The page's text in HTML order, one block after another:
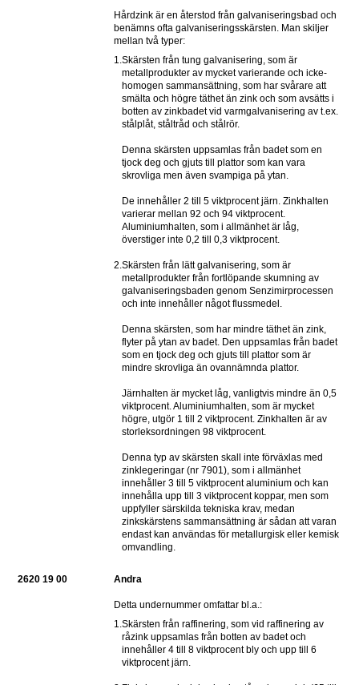
Hårdzink är en återstod från galvaniseringsbad och
benämns ofta galvaniseringsskärsten. Man skiljer
mellan två typer:
1.Skärsten från tung galvanisering, som är
metallprodukter av mycket varierande och icke-
homogen sammansättning, som har svårare att
smälta och högre täthet än zink och som avsätts i
botten av zinkbadet vid varmgalvanisering av t.ex.
stålplåt, ståltråd och stålrör.
Denna skärsten uppsamlas från badet som en
tjock deg och gjuts till plattor som kan vara
skrovliga men även svampiga på ytan.
De innehåller 2 till 5 viktprocent järn. Zinkhalten
varierar mellan 92 och 94 viktprocent.
Aluminiumhalten, som i allmänhet är låg,
överstiger inte 0,2 till 0,3 viktprocent.
2.Skärsten från lätt galvanisering, som är
metallprodukter från fortlöpande skumning av
galvaniseringsbaden genom Senzimirprocessen
och inte innehåller något flussmedel.
Denna skärsten, som har mindre täthet än zink,
flyter på ytan av badet. Den uppsamlas från badet
som en tjock deg och gjuts till plattor som är
mindre skrovliga än ovannämnda plattor.
Järnhalten är mycket låg, vanligtvis mindre än 0,5
viktprocent. Aluminiumhalten, som är mycket
högre, utgör 1 till 2 viktprocent. Zinkhalten är av
storleksordningen 98 viktprocent.
Denna typ av skärsten skall inte förväxlas med
zinklegeringar (nr 7901), som i allmänhet
innehåller 3 till 5 viktprocent aluminium och kan
innehålla upp till 3 viktprocent koppar, men som
uppfyller särskilda tekniska krav, medan
zinkskärstens sammansättning är sådan att varan
endast kan användas för metallurgisk eller kemisk
omvandling.
2620 19 00 Andra
Detta undernummer omfattar bl.a.:
1.Skärsten från raffinering, som vid raffinering av
råzink uppsamlas från botten av badet och
innehåller 4 till 8 viktprocent bly och upp till 6
viktprocent järn.